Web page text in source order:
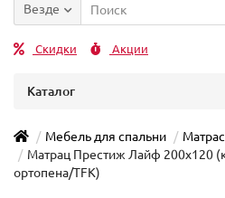
Везде
Скидки Акции
Каталог
Мебель для спальни
Матрац Престиж Лайф 200x120
ортопена/TFK)